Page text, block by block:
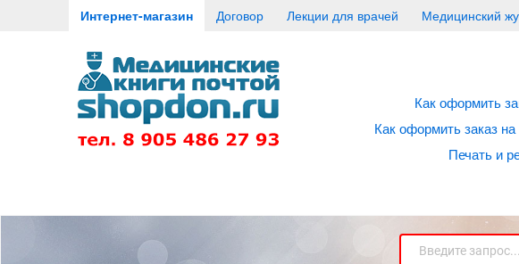
Интернет-магазин Договор Лекции для врачей Медицинский
Как оформить
Как оформить заказ
Печать и